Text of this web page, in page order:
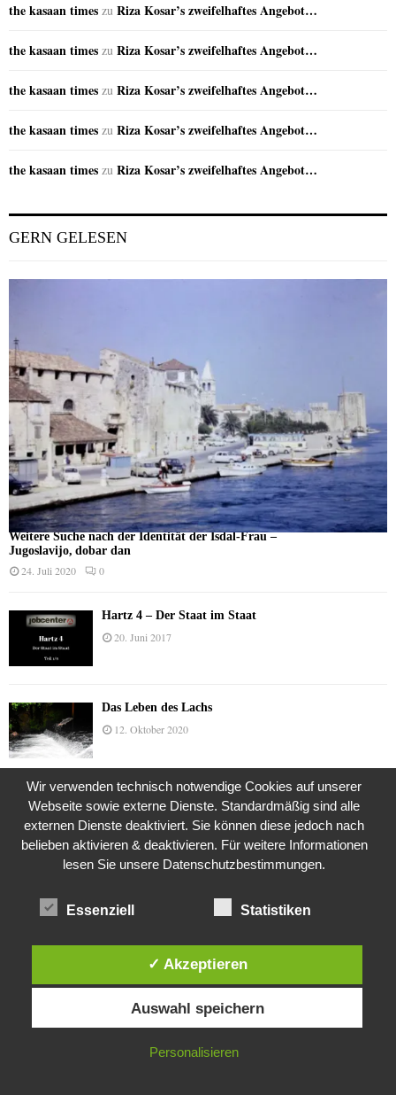
the kasaan times zu Riza Kosar’s zweifelhaftes Angebot…
the kasaan times zu Riza Kosar’s zweifelhaftes Angebot…
the kasaan times zu Riza Kosar’s zweifelhaftes Angebot…
the kasaan times zu Riza Kosar’s zweifelhaftes Angebot…
the kasaan times zu Riza Kosar’s zweifelhaftes Angebot…
GERN GELESEN
Weitere Suche nach der Identität der Isdal-Frau –
Jugoslavijo, dobar dan
24. Juli 2020 0
Hartz 4 – Der Staat im Staat
20. Juni 2017
Das Leben des Lachs
12. Oktober 2020
Die Geschichte der Kubushäuser
9. Juli 2018
24. November 2015
Die Brexit-Lüge (1/8 Teil)
3. November 2019
Diese Website verwendet Cookies. Durch die weitere Nutzung dieser
Website stimmst du der Verwendung von Cookies zu.
IN ORDNUNG
Wir verwenden technisch notwendige Cookies auf unserer
Webseite sowie externe Dienste. Standardmäßig sind alle
externen Dienste deaktiviert. Sie können diese jedoch nach
belieben aktivieren & deaktivieren. Für weitere Informationen
lesen Sie unsere Datenschutzbestimmungen.
Essenziell Statistiken
✓ Akzeptieren
Auswahl speichern
Personalisieren